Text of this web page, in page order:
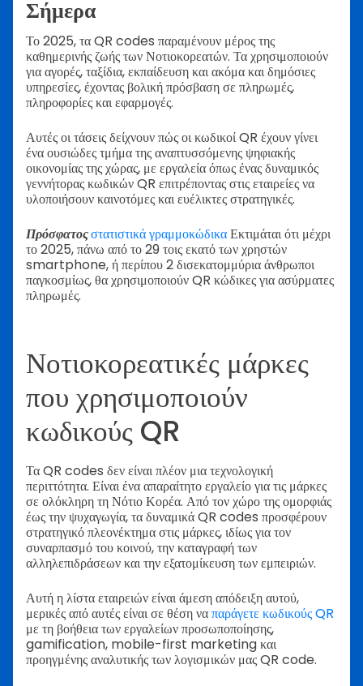
Σήμερα
Το 2025, τα QR codes παραμένουν μέρος της
καθημερινής ζωής των Νοτιοκορεατών. Τα χρησιμοποιούν
για αγορές, ταξίδια, εκπαίδευση και ακόμα και δημόσιες
υπηρεσίες, έχοντας βολική πρόσβαση σε πληρωμές,
πληροφορίες και εφαρμογές.
Αυτές οι τάσεις δείχνουν πώς οι κωδικοί QR έχουν γίνει
ένα ουσιώδες τμήμα της αναπτυσσόμενης ψηφιακής
οικονομίας της χώρας, με εργαλεία όπως ένας δυναμικός
γεννήτορας κωδικών QR επιτρέποντας στις εταιρείες να
υλοποιήσουν καινοτόμες και ευέλικτες στρατηγικές.
Πρόσφατοςστατιστικά γραμμοκώδικαΕκτιμάται ότι μέχρι
το 2025, πάνω από το 29 τοις εκατό των χρηστών
smartphone, ή περίπου 2 δισεκατομμύρια άνθρωποι
παγκοσμίως, θα χρησιμοποιούν QR κώδικες για ασύρματες
πληρωμές.
Νοτιοκορεατικές μάρκες
που χρησιμοποιούν
κωδικούς QR
Τα QR codes δεν είναι πλέον μια τεχνολογική
περιττότητα. Είναι ένα απαραίτητο εργαλείο για τις μάρκες
σε ολόκληρη τη Νότιο Κορέα. Από τον χώρο της ομορφιάς
έως την ψυχαγωγία, τα δυναμικά QR codes προσφέρουν
στρατηγικό πλεονέκτημα στις μάρκες, ιδίως για τον
συναρπασμό του κοινού, την καταγραφή των
αλληλεπιδράσεων και την εξατομίκευση των εμπειριών.
Αυτή η λίστα εταιρειών είναι άμεση απόδειξη αυτού,
μερικές από αυτές είναι σε θέση ναπαράγετε κωδικούς QR
με τη βοήθεια των εργαλείων προσωποποίησης,
gamification, mobile-first marketing και
προηγμένης αναλυτικής των λογισμικών μας QR code.